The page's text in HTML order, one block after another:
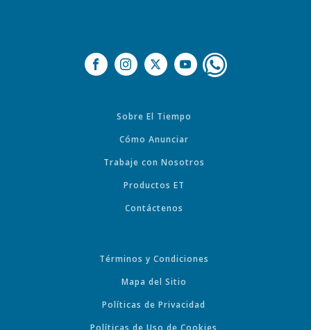
Sobre El Tiempo
Cómo Anunciar
Trabaje con Nosotros
Productos ET
Contáctenos
Términos y Condiciones
Mapa del Sitio
Políticas de Privacidad
Políticas de Uso de Cookies